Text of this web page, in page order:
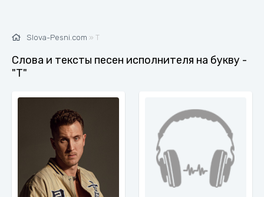
Slova-Pesni.com » Т
Слова и тексты песен исполнителя на букву -
"Т"